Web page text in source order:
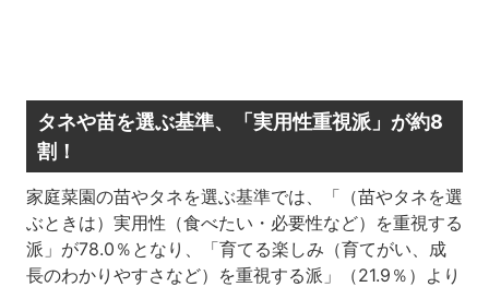
タネや苗を選ぶ基準、「実用性重視派」が約8
割！
家庭菜園の苗やタネを選ぶ基準では、「（苗やタネを選
ぶときは）実用性（食べたい・必要性など）を重視する
派」が78.0％となり、「育てる楽しみ（育てがい、成
長のわかりやすさなど）を重視する派」（21.9％）より